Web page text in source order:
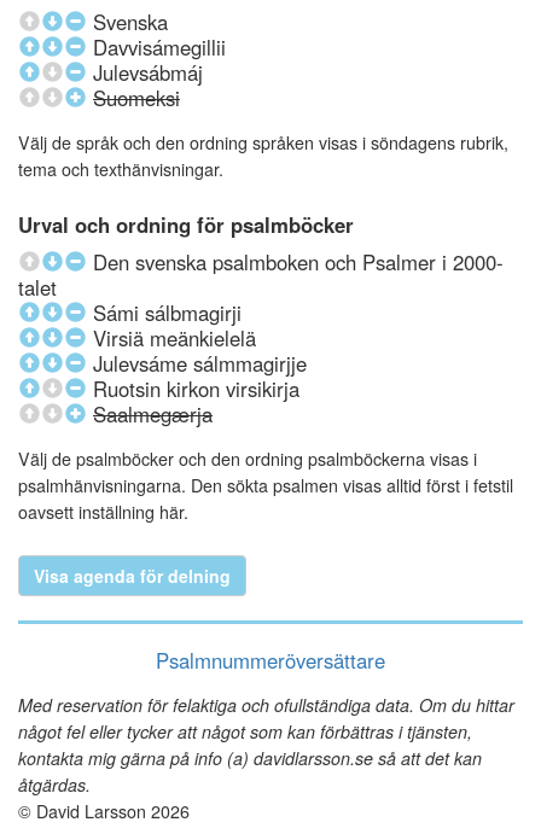
Svenska
Davvisámegillii
Julevsábmáj
Suomeksi
Välj de språk och den ordning språken visas i söndagens rubrik,
tema och texthänvisningar.
Urval och ordning för psalmböcker
Den svenska psalmboken och Psalmer i 2000-
talet
Sámi sálbmagirji
Virsiä meänkielelä
Julevsáme sálmmagirjje
Ruotsin kirkon virsikirja
Saalmegærja
Välj de psalmböcker och den ordning psalmböckerna visas i
psalmhänvisningarna. Den sökta psalmen visas alltid först i fetstil
oavsett inställning här.
Visa agenda för delning
Psalmnummeröversättare
Med reservation för felaktiga och ofullständiga data. Om du hittar
något fel eller tycker att något som kan förbättras i tjänsten,
kontakta mig gärna på info (a) davidlarsson.se så att det kan
åtgärdas.
© David Larsson 2026